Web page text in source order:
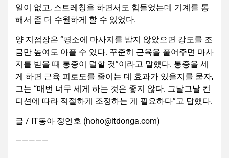
일이 없고, 스트레칭을 하면서도 힘들었는데 기계를 통
해서 좀 더 수월하게 할 수 있었다.
양 지점장은 “평소에 마사지를 받지 않았으면 강도를 조
금만 높여도 아플 수 있다. 꾸준히 근육을 풀어주면 마사
지를 받을 때 통증이 덜할 것”이라고 말했다. 통증을 세
게 하면 근육 피로도를 줄이는 데 효과가 있을지를 묻자,
그는 “매번 너무 세게 하는 것은 좋지 않다. 그날그날 컨
디션에 따라 적절하게 조정하는 게 필요하다”고 답했다.
글 / IT동아 정연호 (hoho@itdonga.com)
—————